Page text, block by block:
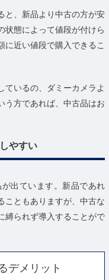
と、新品より中古の方が安
状態によって値段が付けら
に近い値段で購入できるこ
ているの、ダミーカメラよ
う方であれば、中古品はお
やすい
出ています。新品であれ
こともありますが、中古な
縛られず導入することがで
デメリット